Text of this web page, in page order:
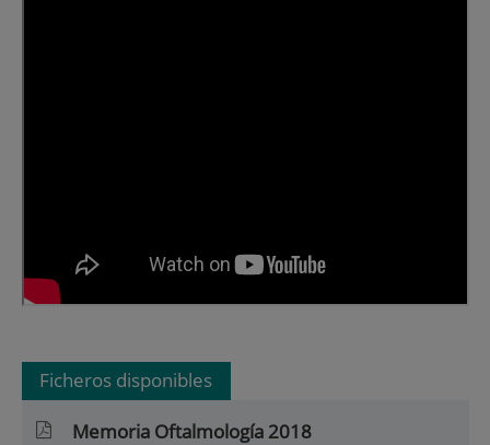
Ficheros disponibles
Memoria Oftalmología 2018